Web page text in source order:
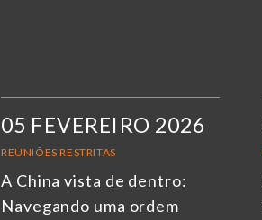
05 FEVEREIRO 2026
REUNIÕES RESTRITAS
A China vista de dentro:
Navegando uma ordem